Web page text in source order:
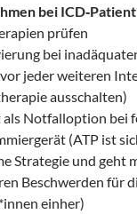
bei
prüfen
bei
vor jeder weiteren
ausschalten)
als Notfalloption bei
(ATP ist
Strategie und geht
Beschwerden für
einher)